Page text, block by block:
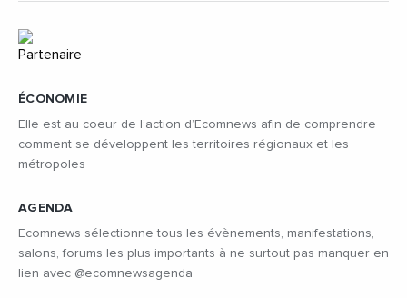
ÉCONOMIE
Elle est au coeur de l’action d’Ecomnews afin de comprendre
comment se développent les territoires régionaux et les
métropoles
AGENDA
Ecomnews sélectionne tous les évènements, manifestations,
salons, forums les plus importants à ne surtout pas manquer en
lien avec @ecomnewsagenda